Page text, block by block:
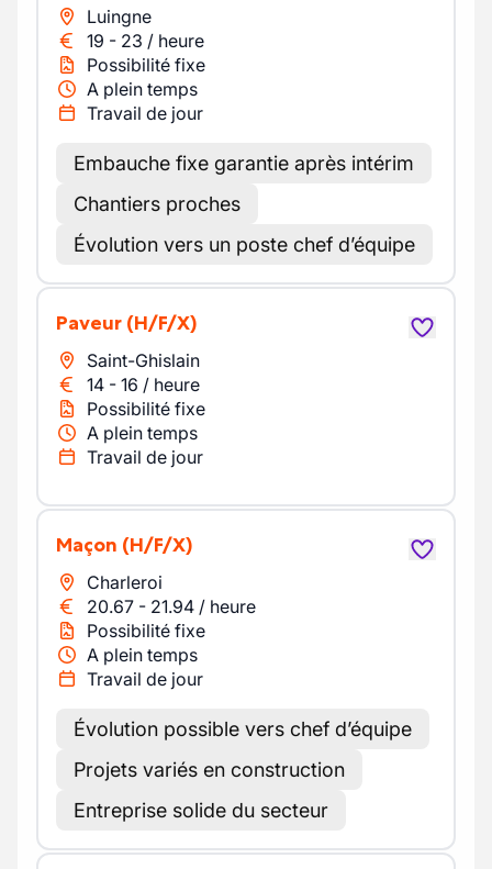
Luingne
19 - 23 / heure
Possibilité fixe
A plein temps
Travail de jour
Embauche fixe garantie après intérim
Chantiers proches
Évolution vers un poste chef d’équipe
Paveur (H/F/X)
Saint-Ghislain
14 - 16 / heure
Possibilité fixe
A plein temps
Travail de jour
Maçon (H/F/X)
Charleroi
20.67 - 21.94 / heure
Possibilité fixe
A plein temps
Travail de jour
Évolution possible vers chef d’équipe
Projets variés en construction
Entreprise solide du secteur